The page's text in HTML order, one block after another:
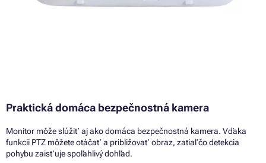
Praktická domáca bezpečnostná kamera
Monitor môže slúžiť aj ako domáca bezpečnostná kamera. Vďaka
funkcii PTZ môžete otáčať a približovať obraz, zatiaľ čo detekcia
pohybu zaisťuje spoľahlivý dohľad.